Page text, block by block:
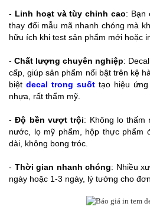
- Linh hoạt và tùy chỉnh cao: Bạn
thay đổi mẫu mã nhanh chóng mà
hữu ích khi test sản phẩm mới hoặc
- Chất lượng chuyên nghiệp:
cấp, giúp sản phẩm nổi bật trên kệ
biệtdecal trong suốt tạo hiệu
nhựa, rất thẩm mỹ.
-Độ bền vượt trội: Không lo thấm
nước, lọ mỹ phẩm, hộp thực phẩm
dài, không bong tróc.
- Thời gian nhanh chóng: Nhiều
ngày hoặc 1-3 ngày, lý tưởng cho